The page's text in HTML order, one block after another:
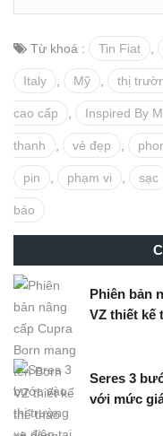
Từ khoá : Tin Fiat
Italy Mỹ thị
cao cấp Inspired By
thanh vẻ đẹp
pin phạm vi sạc
báo
Phiên bản
VZ thiết kế
Seres 3
với mức